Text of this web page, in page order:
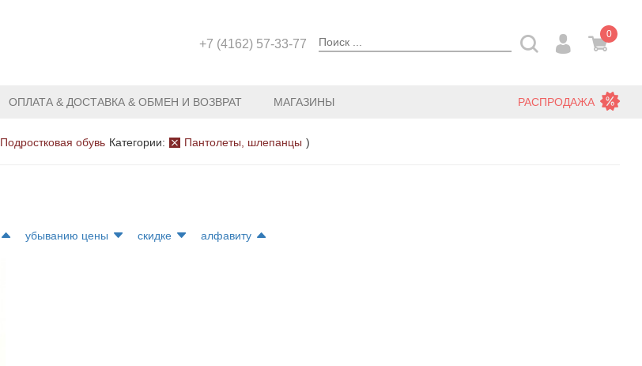
+7 (4162) 57-33-77
0
ОПЛАТА & ДОСТАВКА & ОБМЕН И ВОЗВРАТ МАГАЗИНЫ РАСПРОДАЖА
Подростковая обувь Категории: Пантолеты, шлепанцы )
убыванию цены скидке алфавиту